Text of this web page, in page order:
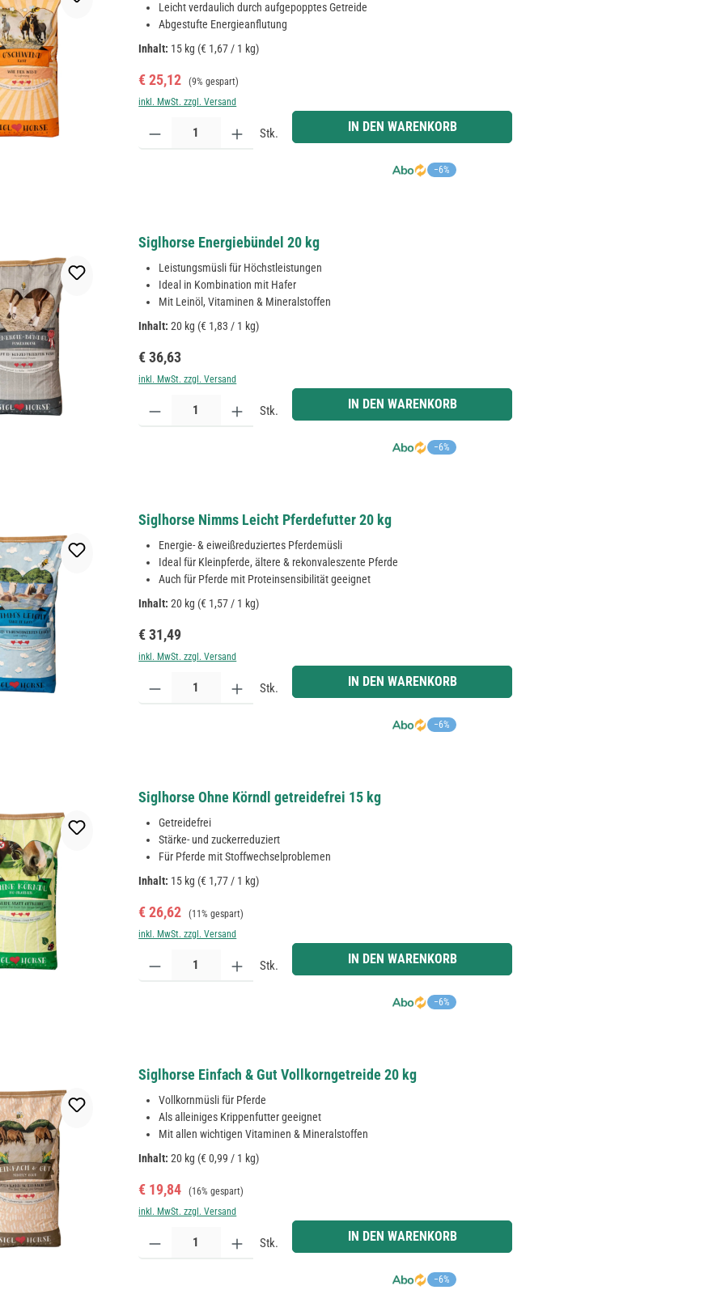
Leicht verdaulich durch aufgepopptes Getreide
Abgestufte Energieanflutung
Inhalt: 15 kg (€ 1,67 / 1 kg)
Verkaufspreis:
€ 25,12 Regulärer Preis:
(9% gespart)
inkl. MwSt. zzgl. Versand
−6%
Produkt Anzahl: Gib den gewünschten Wert ein oder benutze die Schaltflächen um die Anzahl zu erhöhen oder zu reduzieren.
Stk. IN DEN WARENKORB
Siglhorse Energiebündel 20 kg
Leistungsmüsli für Höchstleistungen
Ideal in Kombination mit Hafer
Mit Leinöl, Vitaminen & Mineralstoffen
Inhalt:20 kg (€ 1,83 / 1 kg)
Regulärer Preis:
€ 36,63
inkl. MwSt. zzgl. Versand
−6%
Produkt Anzahl: Gib den gewünschten Wert ein oder benutze die Schaltflächen um die Anzahl zu erhöhen oder zu reduzieren.
Stk. IN DEN WARENKORB
Siglhorse Nimms Leicht Pferdefutter 20 kg
Energie- & eiweißreduziertes Pferdemüsli
Ideal für Kleinpferde, ältere & rekonvaleszente Pferde
Auch für Pferde mit Proteinsensibilität geeignet
Inhalt:20 kg (€ 1,57 / 1 kg)
Regulärer Preis:
€ 31,49
inkl. MwSt. zzgl. Versand
−6%
Produkt Anzahl: Gib den gewünschten Wert ein oder benutze die Schaltflächen um die Anzahl zu erhöhen oder zu reduzieren.
Stk. IN DEN WARENKORB
Siglhorse Ohne Körndl getreidefrei 15 kg
Getreidefrei
Stärke- und zuckerreduziert
Für Pferde mit Stoffwechselproblemen
Inhalt: 15 kg (€ 1,77 / 1 kg)
Verkaufspreis:
€ 26,62 Regulärer Preis:
(11% gespart)
inkl. MwSt. zzgl. Versand
−6%
Produkt Anzahl: Gib den gewünschten Wert ein oder benutze die Schaltflächen um die Anzahl zu erhöhen oder zu reduzieren.
Stk. IN DEN WARENKORB
Siglhorse Einfach & Gut Vollkorngetreide 20 kg
Vollkornmüsli für Pferde
Als alleiniges Krippenfutter geeignet
Mit allen wichtigen Vitaminen & Mineralstoffen
Inhalt:20 kg (€ 0,99 / 1 kg)
Verkaufspreis:
€ 19,84 Regulärer Preis:
(16% gespart)
inkl. MwSt. zzgl. Versand
−6%
Produkt Anzahl: Gib den gewünschten Wert ein oder benutze die Schaltflächen um die Anzahl zu erhöhen oder zu reduzieren.
Stk. IN DEN WARENKORB